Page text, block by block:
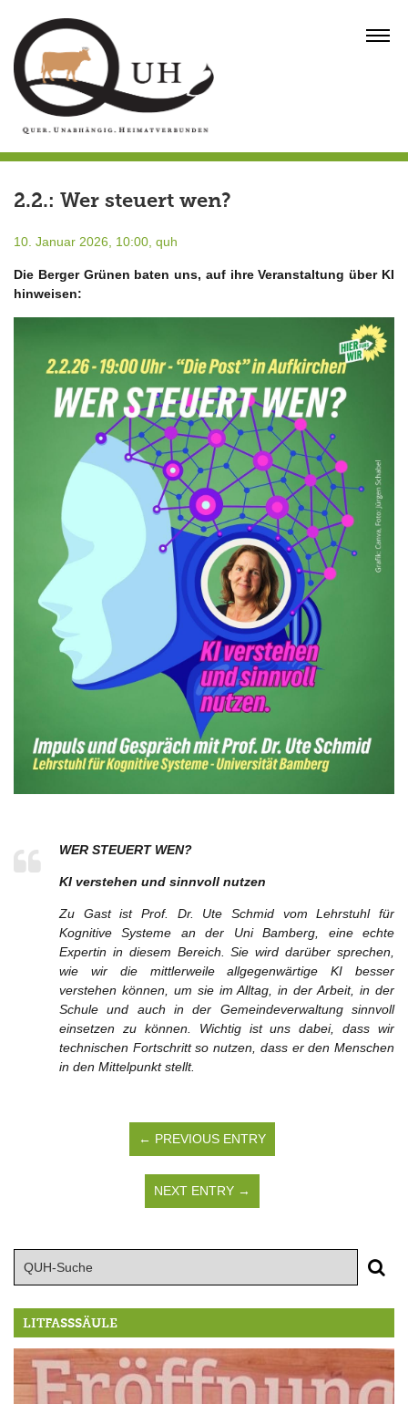
content
2.2.: Wer steuert wen?
10. Januar 2026, 10:00, quh
Die Berger Grünen baten uns, auf ihre Veranstaltung über KI
hinweisen:
WER STEUERT WEN?
KI verstehen und sinnvoll nutzen
Zu Gast ist Prof. Dr. Ute Schmid vom Lehrstuhl für
Kognitive Systeme an der Uni Bamberg, eine echte
Expertin in diesem Bereich. Sie wird darüber sprechen,
wie wir die mittlerweile allgegenwärtige KI besser
verstehen können, um sie im Alltag, in der Arbeit, in der
Schule und auch in der Gemeindeverwaltung sinnvoll
einsetzen zu können. Wichtig ist uns dabei, dass wir
technischen Fortschritt so nutzen, dass er den Menschen
in den Mittelpunkt stellt.
← PREVIOUS ENTRY
NEXT ENTRY →
LITFASSSÄULE